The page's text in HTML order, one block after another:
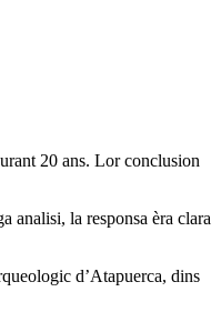
20 ans. Lor conclusion
analisi, la responsa èra clara
d’Atapuerca, dins